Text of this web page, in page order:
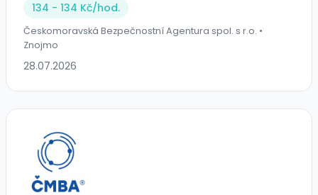
134 - 134 Kč/hod.
Českomoravská Bezpečnostní Agentura spol. s r.o. •
Znojmo
28.07.2026